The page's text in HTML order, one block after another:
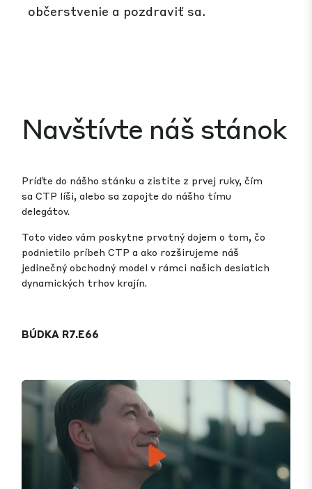
občerstvenie a pozdraviť sa.
Navštívte náš stánok
Príďte do nášho stánku a zistite z prvej ruky, čím
sa CTP líši, alebo sa zapojte do nášho tímu
delegátov.
Toto video vám poskytne prvotný dojem o tom, čo
podnietilo príbeh CTP a ako rozširujeme náš
jedinečný obchodný model v rámci našich desiatich
dynamických trhov krajín.
BÚDKA R7.E66
Play